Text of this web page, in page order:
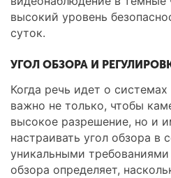
высокий уровень
суток.
УГОЛ ОБЗОРА И
Когда речь идет о
важно не только, чтобы
высокое разрешение, но и
настраивать угол обзора в
уникальными
обзора определяет,